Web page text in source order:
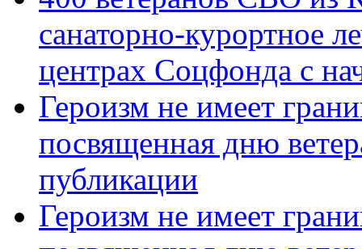
санаторно-курортное
центрах Соцфонда с
Героизм не имеет
посвященная дню
публикации
Героизм не имеет